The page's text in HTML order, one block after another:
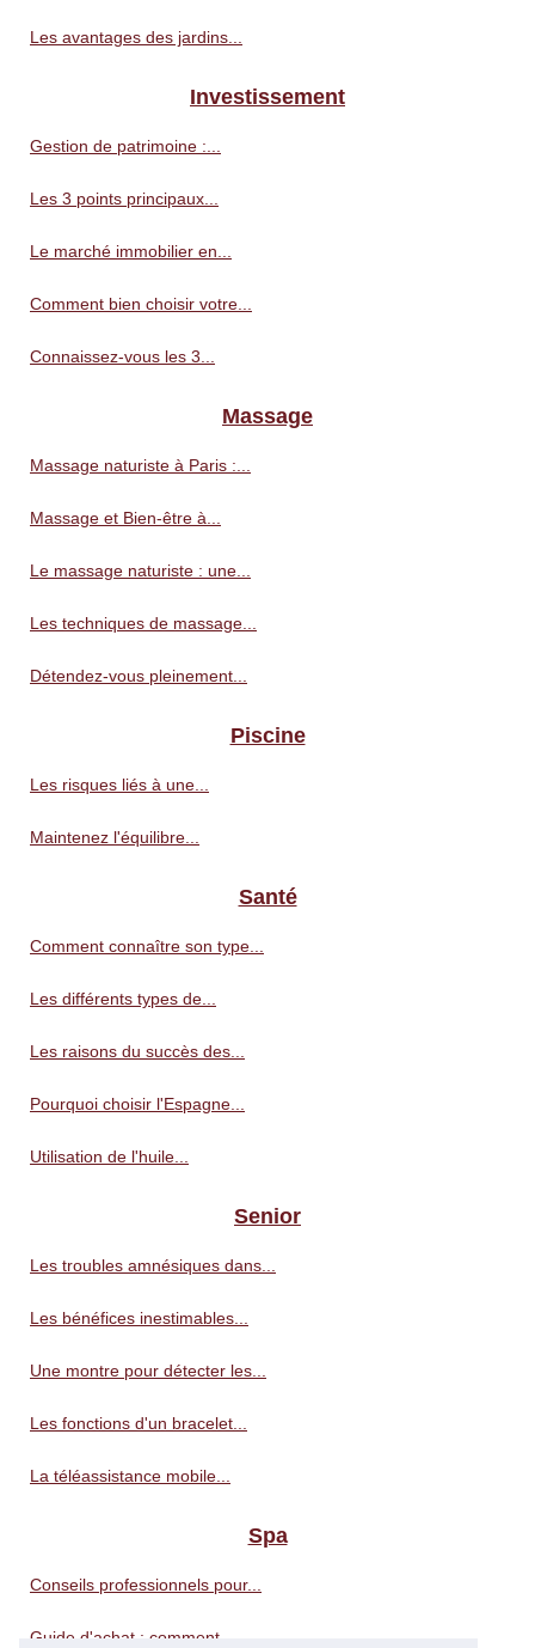
Les avantages des jardins...
Investissement
Gestion de patrimoine :...
Les 3 points principaux...
Le marché immobilier en...
Comment bien choisir votre...
Connaissez-vous les 3...
Massage
Massage naturiste à Paris :...
Massage et Bien-être à...
Le massage naturiste : une...
Les techniques de massage...
Détendez-vous pleinement...
Piscine
Les risques liés à une...
Maintenez l'équilibre...
Santé
Comment connaître son type...
Les différents types de...
Les raisons du succès des...
Pourquoi choisir l'Espagne...
Utilisation de l'huile...
Senior
Les troubles amnésiques dans...
Les bénéfices inestimables...
Une montre pour détecter les...
Les fonctions d'un bracelet...
La téléassistance mobile...
Spa
Conseils professionnels pour...
Guide d'achat : comment...